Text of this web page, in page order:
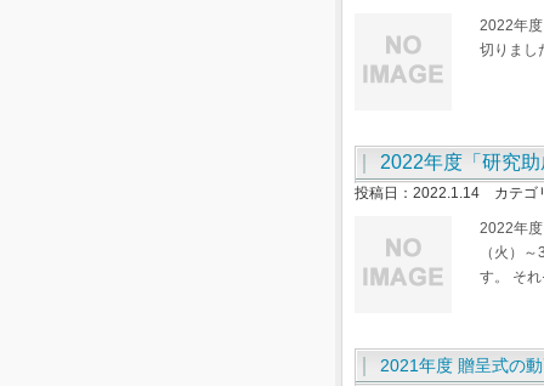
2022年
切りまし
2022年度「研究
投稿日：2022.1.14 カテゴ
2022年
（火）
す。 そ
2021年度 贈呈式の